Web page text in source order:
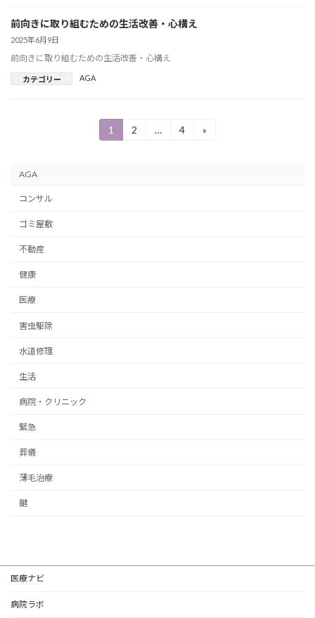
前向きに取り組むための生活改善・心構え
2025年6月9日
前向きに取り組むための生活改善・心構え
カテゴリー AGA
の
ペ
ー
ジ
送
り
固
定
1
固
2 …
固
4 »
AGA
コンサル
ゴミ屋敷
不動産
健康
医療
害虫駆除
水道修理
生活
病院・クリニック
緊急
葬儀
薄毛治療
鍵
医療ナビ
病院ラボ